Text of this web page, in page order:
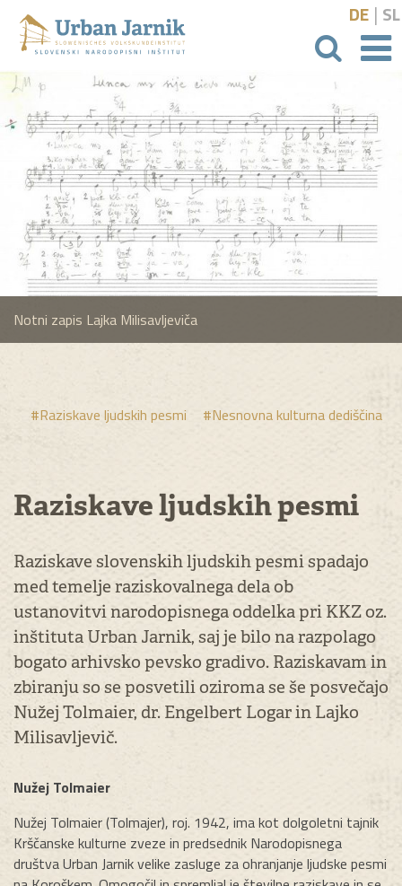
išči
DE | SL
Notni zapis Lajka Milisavljeviča
#Raziskave ljudskih pesmi #Nesnovna kulturna dediščina
Raziskave ljudskih pesmi
Raziskave slovenskih ljudskih pesmi spadajo
med temelje raziskovalnega dela ob
ustanovitvi narodopisnega oddelka pri KKZ oz.
inštituta Urban Jarnik, saj je bilo na razpolago
bogato arhivsko pevsko gradivo. Raziskavam in
zbiranju so se posvetili oziroma se še posvečajo
Nužej Tolmaier, dr. Engelbert Logar in Lajko
Milisavljevič.
Nužej Tolmaier
Nužej Tolmaier (Tolmajer), roj. 1942, ima kot dolgoletni tajnik
Krščanske kulturne zveze in predsednik Narodopisnega
društva Urban Jarnik velike zasluge za ohranjanje ljudske pesmi